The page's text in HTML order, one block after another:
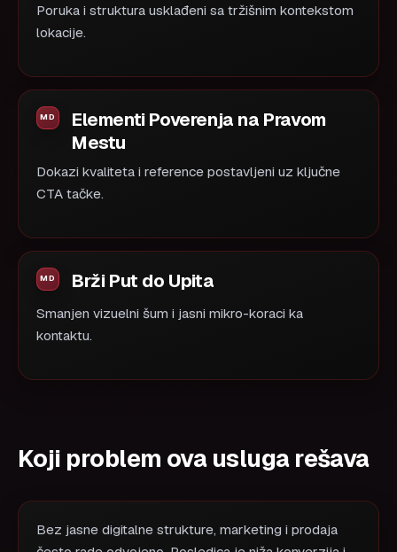
Poruka i struktura usklađeni sa tržišnim kontekstom
lokacije.
Elementi Poverenja na Pravom
Mestu
Dokazi kvaliteta i reference postavljeni uz ključne
CTA tačke.
Brži Put do Upita
Smanjen vizuelni šum i jasni mikro-koraci ka
kontaktu.
Koji problem ova usluga rešava
Bez jasne digitalne strukture, marketing i prodaja